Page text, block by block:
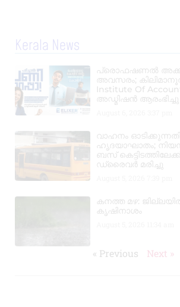
Kerala News
പ്രൊഫഷണൽ
അവസരം;
Institute Of
അഡ്മിഷൻ ആരംഭിച്ചു
വാഹനം
ഹൃദയാഘാതം;
ബസ്
ഡ്രൈവർ മരിച്ചു
കനത്ത മഴ:
കൃഷിനാശം
« Previous Next »